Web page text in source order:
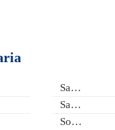
San Bartolomé de Tirajana
Santa Brigida
Sonnenland